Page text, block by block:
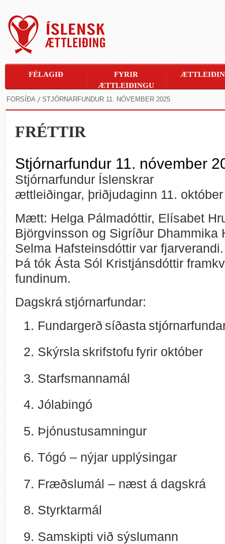
FORSÍÐA STJÓRNARFUNDUR 11. NÓVEMBER 2025
FRÉTTIR
Stjórnarfundur 11. nóvember
Stjórnarfundur Íslenskrar
ættleiðingar, þriðjudaginn 11.
Mætt: Helga Pálmadóttir, Elísabet
Björgvinsson og Sigríður
Selma Hafsteinsdóttir var
Þá tók Ásta Sól Kristjánsdóttir
fundinum.
Dagskrá stjórnarfundar:
Fundargerð síðasta
Skýrsla skrifstofu fyrir október
Starfsmannamál
Jólabingó
Þjónustusamningur
Tógó – nýjar upplýsingar
Fræðslumál – næst á dagskrá
Styrktarmál
Samskipti við sýslumann
FÉLAGIÐ
FYRIR
ÆTTLEIÐINGU